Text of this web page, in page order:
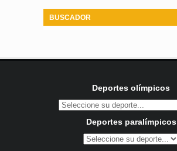
BUSCADOR
Deportes olímpicos
Deportes paralímpicos